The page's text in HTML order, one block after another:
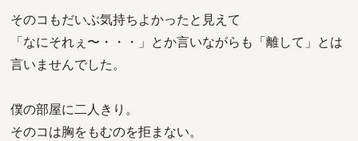
そのコもだいぶ気持ちよかったと見えて
「なにそれぇ〜・・・」とか言いながらも「離して」とは
言いませんでした。
僕の部屋に二人きり。
そのコは胸をもむのを拒まない。